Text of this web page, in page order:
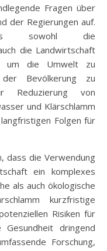
Fragen über
der Regierungen auf.
sowohl die
die Landwirtschaft
um die Umwelt zu
Bevölkerung zu
Reduzierung von
und Klärschlamm
Folgen für
dass die Verwendung
ein komplexes
als auch ökologische
kurzfristige
Risiken für
dringend
Forschung,